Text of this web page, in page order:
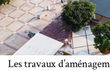
Les travaux